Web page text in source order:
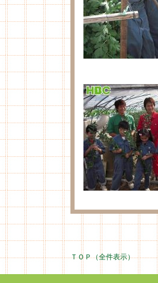
ＴＯＰ（全件表示）